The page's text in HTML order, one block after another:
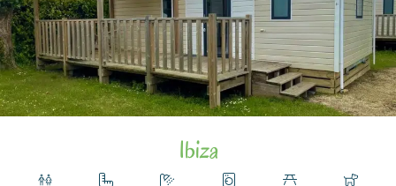
Ibiza